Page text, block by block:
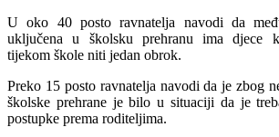
U oko 40 posto ravnatelja navodi da
uključena u školsku prehranu ima djece
tijekom škole niti jedan obrok.
Preko 15 posto ravnatelja navodi da je zbog
školske prehrane je bilo u situaciji da je
postupke prema roditeljima.